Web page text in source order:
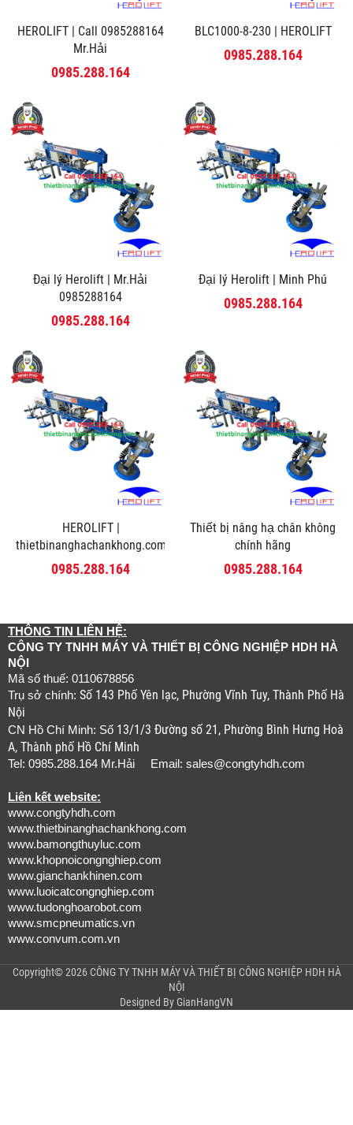
HEROLIFT | Call 0985288164
Mr.Hải
0985.288.164
BLC1000-8-230 | HEROLIFT
0985.288.164
Đại lý Herolift | Mr.Hải
0985288164
0985.288.164
Đại lý Herolift | Minh Phú
0985.288.164
HEROLIFT |
thietbinanghachankhong.com
0985.288.164
Thiết bị nâng hạ chân không
chính hãng
0985.288.164
THÔNG TIN LIÊN HỆ:
CÔNG TY TNHH MÁY VÀ THIẾT BỊ CÔNG NGHIỆP HDH HÀ
NỘI
Mã số thuế: 0110678856
Trụ sở chính: Số 143 Phố Yên lạc, Phường Vĩnh Tuy, Thành Phố Hà
Nội
CN Hồ Chí Minh: Số 13/1/3 Đường số 21, Phường Bình Hưng Hoà
A, Thành phố Hồ Chí Minh
Tel: 0985.288.164 Mr.Hải Email: sales@congtyhdh.com
Liên kết website:
www.congtyhdh.com
www.thietbinanghachankhong.com
www.bamongthuyluc.com
www.khopnoicongnghiep.com
www.gianchankhinen.com
www.luoicatcongnghiep.com
www.tudonghoarobot.com
www.smcpneumatics.vn
www.convum.com.vn
Copyright© 2026 CÔNG TY TNHH MÁY VÀ THIẾT BỊ CÔNG NGHIỆP HDH HÀ
NỘI
Designed By GianHangVN